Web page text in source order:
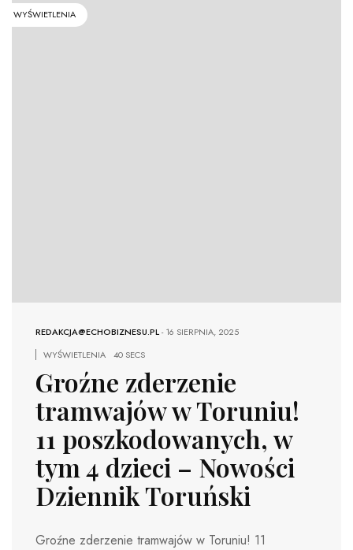
WYŚWIETLENIA
REDAKCJA@ECHOBIZNESU.PL-16 SIERPNIA, 2025
WYŚWIETLENIA
40 SECS
Groźne zderzenie
tramwajów w Toruniu!
11 poszkodowanych, w
tym 4 dzieci – Nowości
Dziennik Toruński
Groźne zderzenie tramwajów w Toruniu! 11